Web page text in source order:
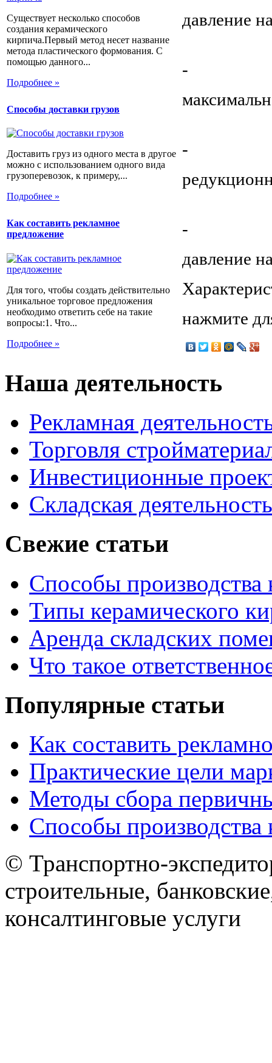
Существует несколько способов
создания керамического
кирпича.Первый метод несет название
метода пластического формования. С
помощью данного...
Подробнее »
Способы доставки грузов
Доставить груз из одного места в другое
можно с использованием одного вида
грузоперевозок, к примеру,...
Подробнее »
Как составить рекламное
предложение
Для того, чтобы создать действительно
уникальное торговое предложения
необходимо ответить себе на такие
вопросы:1. Что...
Подробнее »
давление
-
-
-
давление
нажмите
Наша деятельность
Рекламная
Торговля
Инвестиционные
Складская деятельность
Свежие статьи
Способы производства
Типы керамического
Аренда складских
Что такое
Популярные статьи
Как составить
Практические цели
Методы сбора
Способы производства
© Транспортно-
строительные,
консалтинговые услуги